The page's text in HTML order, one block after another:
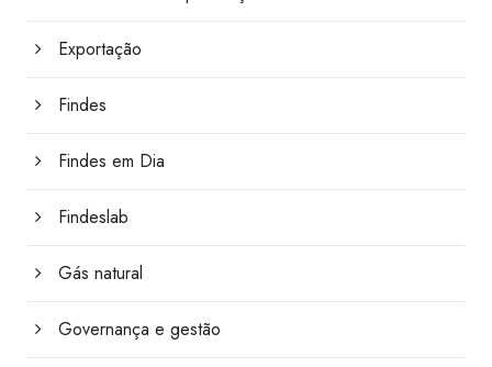
Exportação
Findes
Findes em Dia
Findeslab
Gás natural
Governança e gestão